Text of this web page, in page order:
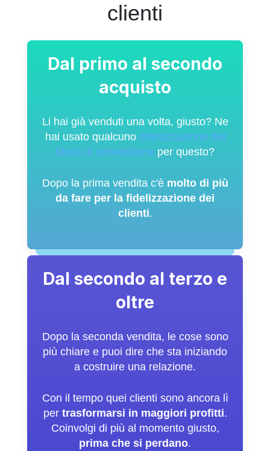
clienti
Dal primo al secondo
acquisto
Li hai già venduti una volta, giusto? Ne
hai usato qualcuno ottimizzazione del
tasso di conversione per questo?
Dopo la prima vendita c'è molto di più
da fare per la fidelizzazione dei
clienti.
Dal secondo al terzo e
oltre
Dopo la seconda vendita, le cose sono
più chiare e puoi dire che sta iniziando
a costruire una relazione.
Con il tempo quei clienti sono ancora lì
per trasformarsi in maggiori profitti.
Coinvolgi di più al momento giusto,
prima che si perdano.